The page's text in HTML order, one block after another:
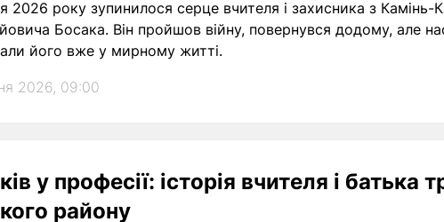
2026 року зупинилося серце вчителя і захисника з
Босака. Він пройшов війну, повернувся додому, але
його вже у мирному житті.
2026, 09:00
у професії: історія вчителя і батька
району